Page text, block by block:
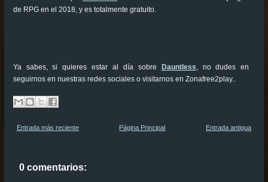
de RPG en el 2018, y es totalmente gratuito.
Ya sabes, si quieres estar al día sobre Dauntless, no dudes en
seguirnos en nuestras redes sociales o visitarnos en Zonafree2play..
Entrada más reciente Entrada antigua
Página Principal
0 comentarios: